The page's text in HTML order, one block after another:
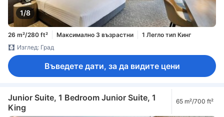
1/8
26 m²/280 ft² Максимално 3 възрастни
1 Легло тип Кинг
Изглед: Град
Въведете дати, за да видите цени
Junior Suite, 1 Bedroom Junior Suite, 1
King
65 m²/700 ft²